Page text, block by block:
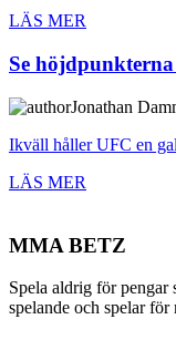
LÄS MER
Se
Jonathan
Ikväll håller UFC en
LÄS MER
MMA BETZ
Spela aldrig för
spelande och spelar